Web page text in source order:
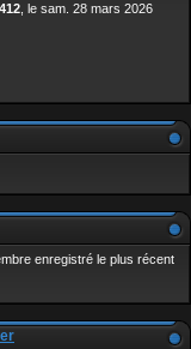
, le sam. 28 mars 2026
enregistré le plus récent